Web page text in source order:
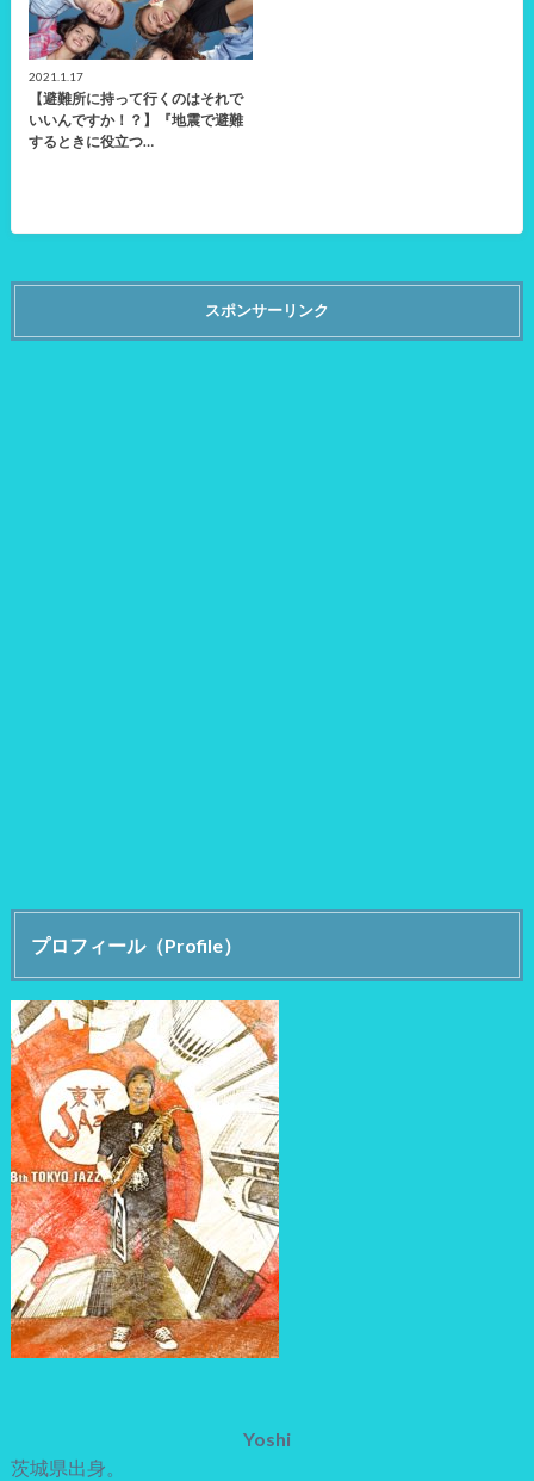
2021.1.17
【避難所に持って行くのはそれで
いいんですか！？】『地震で避難
するときに役立つ…
スポンサーリンク
プロフィール（Profile）
Yoshi
茨城県出身。